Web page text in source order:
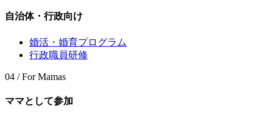
自治体・行政向け
婚活・婚育プログラム
行政職員研修
04 / For Mamas
ママとして参加